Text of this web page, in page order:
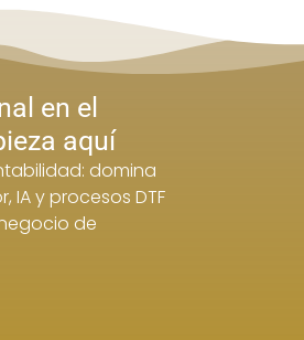
en el
aquí
domina
IA y procesos DTF
de